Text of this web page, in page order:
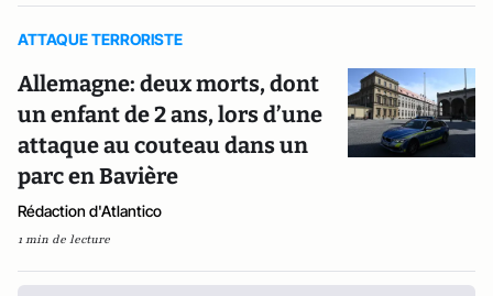
ATTAQUE TERRORISTE
Allemagne: deux morts, dont
un enfant de 2 ans, lors d’une
attaque au couteau dans un
parc en Bavière
Rédaction d'Atlantico
1 min de lecture